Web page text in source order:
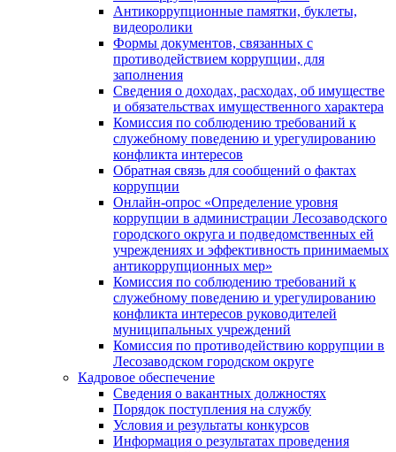
Антикоррупционные памятки, буклеты,
видеоролики
Формы документов, связанных с
противодействием коррупции, для
заполнения
Сведения о доходах, расходах, об имуществе
и обязательствах имущественного характера
Комиссия по соблюдению требований к
служебному поведению и урегулированию
конфликта интересов
Обратная связь для сообщений о фактах
коррупции
Онлайн-опрос «Определение уровня
коррупции в администрации Лесозаводского
городского округа и подведомственных ей
учреждениях и эффективность принимаемых
антикоррупционных мер»
Комиссия по соблюдению требований к
служебному поведению и урегулированию
конфликта интересов руководителей
муниципальных учреждений
Комиссия по противодействию коррупции в
Лесозаводском городском округе
Кадровое обеспечение
Сведения о вакантных должностях
Порядок поступления на службу
Условия и результаты конкурсов
Информация о результатах проведения